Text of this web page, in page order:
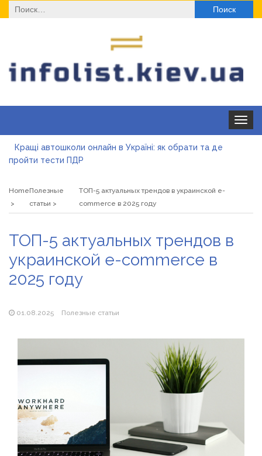
Найти:
Toggle
Кращі автошколи онлайн в Україні: як обрати та де
пройти тести ПДР
согреться
«Правильне електроживлення» — лідер серед компаній з
продажу сонячних батарей
Як збільшити прибуток без відкриття нових кавових
HomeПолезные
статьи
ТОП-5 актуальных трендов в украинской e-
commerce в 2025 году
ТОП-5 актуальных трендов в
украинской e-commerce в
2025 году
01.08.2025 Полезные статьи